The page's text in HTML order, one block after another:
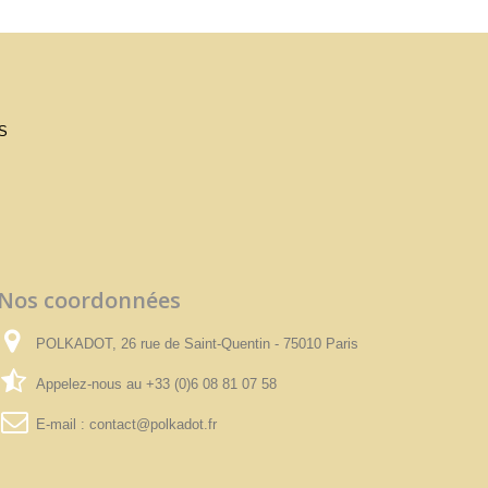
coordonnées
POLKADOT, 26 rue de Saint-Quentin - 75010 Paris
Appelez-nous au +33 (0)6 08 81 07 58
E-mail : contact@polkadot.fr